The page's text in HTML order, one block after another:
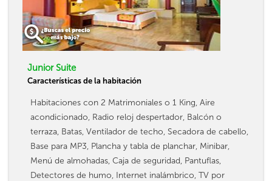
Junior Suite
Características de la habitación
Habitaciones con 2 Matrimoniales o 1 King, Aire
acondicionado, Radio reloj despertador, Balcón o
terraza, Batas, Ventilador de techo, Secadora de cabello,
Base para MP3, Plancha y tabla de planchar, Minibar,
Menú de almohadas, Caja de seguridad, Pantuflas,
Detectores de humo, Internet inalámbrico, TV por